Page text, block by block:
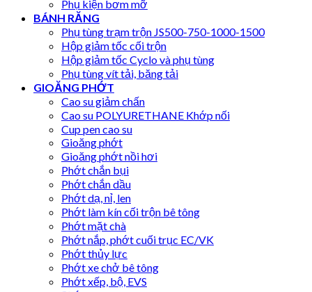
Phụ kiện bơm mỡ
BÁNH RĂNG
Phụ tùng trạm trộn JS500-750-1000-1500
Hộp giảm tốc cối trộn
Hộp giảm tốc Cyclo và phụ tùng
Phụ tùng vít tải, băng tải
GIOĂNG PHỚT
Cao su giảm chấn
Cao su POLYURETHANE Khớp nối
Cup pen cao su
Gioăng phớt
Gioăng phớt nồi hơi
Phớt chắn bụi
Phớt chắn dầu
Phớt dạ, nỉ, len
Phớt làm kín cối trộn bê tông
Phớt mặt chà
Phớt nắp, phớt cuối trục EC/VK
Phớt thủy lực
Phớt xe chở bê tông
Phớt xếp, bộ, EVS